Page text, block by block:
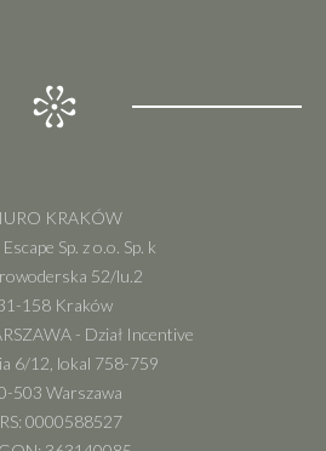
KRAKÓW
Sp. z o.o. Sp. k
52/lu.2
158 Kraków
- Dział Incentive
6/12, lokal 758-759
503 Warszawa
0000588527